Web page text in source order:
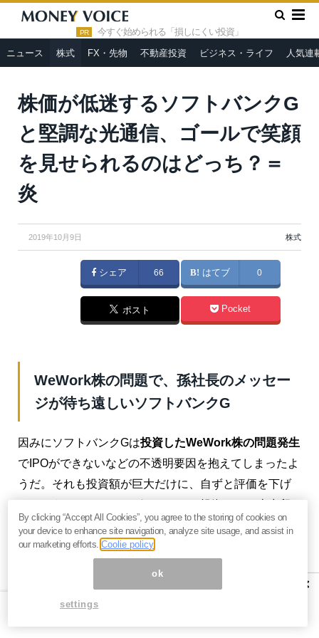
PR 今すぐ始められる「損しにくい投資」
ニュース 株式 FX・先物 不動産投資 ビジネス・ライフ 人気連
HOME » 株式 »
株価が低迷するソフトバンクGと堅調な光通
信、ゴールで笑顔を見せられるのはどっち？＝炎
株価が低迷するソフトバンクG
と堅調な光通信、ゴールで笑顔
を見せられるのはどっち？＝
炎
2019年10月9日 株式
シェア 66 はてブ 0
ポスト Pocket
WeWork株の問題で、孫社長のメッセー
ジが待ち遠しいソフトバンクG
因みにソフトバンクGは投資したWeWork株の問題発生
でIPOができないなどの不透明要因を抱えてしまったよ
うだ。それも投資額が巨大だけに、自ずと評価を下げ
易摩擦の影響の受けやすいし、余りに不透明感が強
く、孫社長の11月の説明会でのメッセージを聞くまで
×
By clicking “Accept All Cookies”, you agree to the storing of cookies on
your device to enhance site navigation, analyze site usage, and assist in
our marketing efforts.Coolie policy
ok
settings